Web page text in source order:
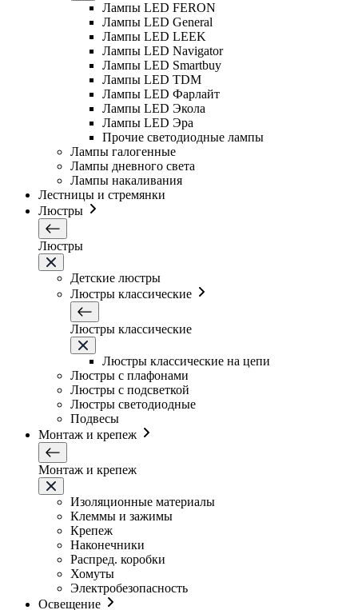
Лампы LED FERON
Лампы LED General
Лампы LED LEEK
Лампы LED Navigator
Лампы LED Smartbuy
Лампы LED TDM
Лампы LED Фарлайт
Лампы LED Экола
Лампы LED Эра
Прочие светодиодные лампы
Лампы галогенные
Лампы дневного света
Лампы накаливания
Лестницы и стремянки
Люстры
Люстры
Детские люстры
Люстры классические
Люстры классические
Люстры классические на цепи
Люстры с плафонами
Люстры с подсветкой
Люстры светодиодные
Подвесы
Монтаж и крепеж
Монтаж и крепеж
Изоляционные материалы
Клеммы и зажимы
Крепеж
Наконечники
Распред. коробки
Хомуты
Электробезопасность
Освещение